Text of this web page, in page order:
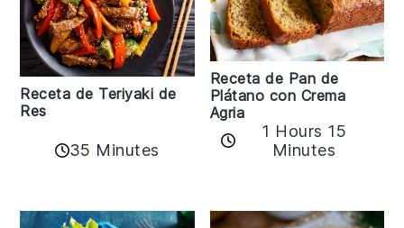
Receta de Teriyaki de
Res
35 Minutes
Receta de Pan de
Plátano con Crema
Agria
1 Hours 15
Minutes